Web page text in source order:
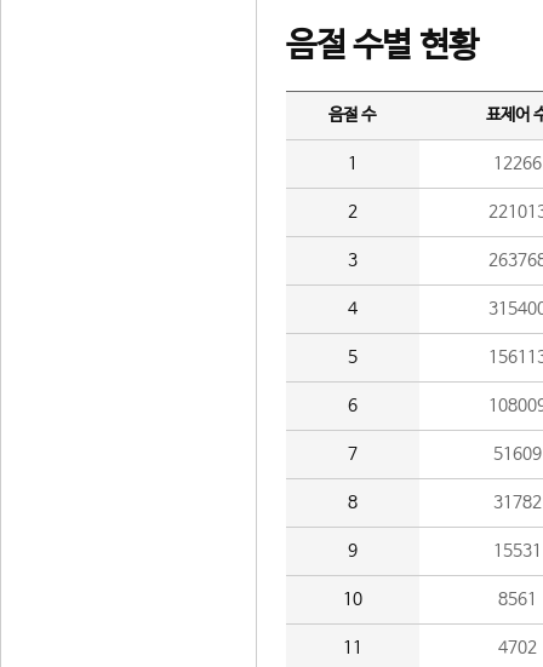
음절 수별 현황
음절 수 표제어
1 12266
2
3
4
5
6
7 51609
8 31782
9 15531
10 8561
11 4702